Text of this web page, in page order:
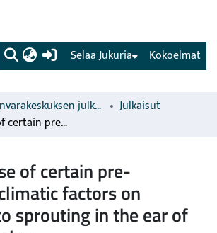
(current) Kokoelmat
Selaa Jukuria
Luonnonvarakeskuksen julkaisut
Julkaisut
The response of certain pre-harvesting climatic factors on sensitivity to sprouting in the ear of two-row barley
of certain pre-
factors on
sprouting in the ear of